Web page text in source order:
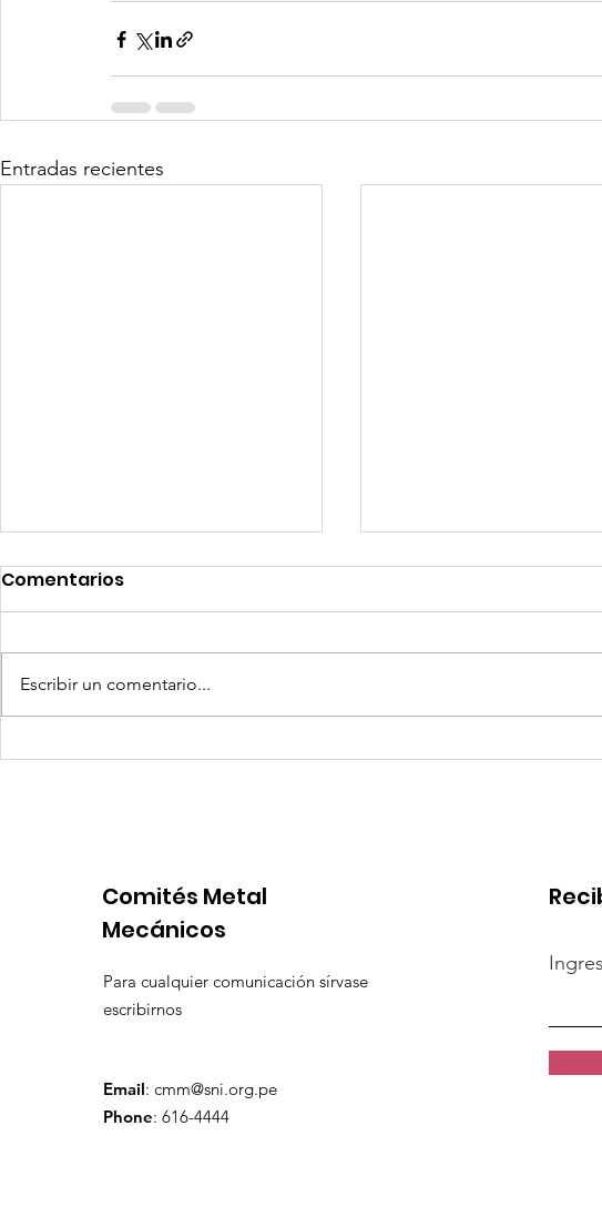
Entradas recientes
Competencia si: pero en
Expansion de China
Comentarios
Escribir un comentario...
Comités Metal
Mecánicos
Para cualquier comunicación sírvase
escribirnos
Email: cmm@sni.org.pe
Phone: 616-4444